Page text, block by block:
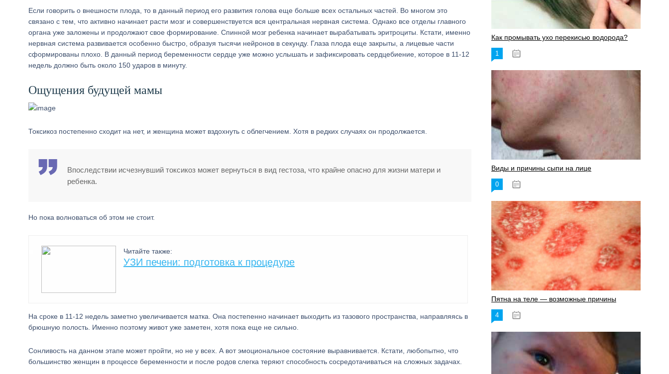
Если говорить о внешности плода, то в данный период его развития голова еще больше всех остальных частей. Во многом это
связано с тем, что активно начинает расти мозг и совершенствуется вся центральная нервная система. Однако все отделы главного
органа уже заложены и продолжают свое формирование. Спинной мозг ребенка начинает вырабатывать эритроциты. Кстати, именно
нервная система развивается особенно быстро, образуя тысячи нейронов в секунду. Глаза плода еще закрыты, а лицевые части
сформированы плохо. В данный период беременности сердце уже можно услышать и зафиксировать сердцебиение, которое в 11-12
недель должно быть около 150 ударов в минуту.
Ощущения будущей мамы
Токсикоз постепенно сходит на нет, и женщина может вздохнуть с облегчением. Хотя в редких случаях он продолжается.
Впоследствии исчезнувший токсикоз может вернуться в вид гестоза, что крайне опасно для жизни матери и
ребенка.
Но пока волноваться об этом не стоит.
Читайте также:
УЗИ печени: подготовка к процедуре
На сроке в 11-12 недель заметно увеличивается матка. Она постепенно начинает выходить из тазового пространства, направляясь в
брюшную полость. Именно поэтому живот уже заметен, хотя пока еще не сильно.
Сонливость на данном этапе может пройти, но не у всех. А вот эмоциональное состояние выравнивается. Кстати, любопытно, что
большинство женщин в процессе беременности и после родов слегка теряют способность сосредотачиваться на сложных задачах.
Как промывать ухо перекисью водорода?
1
Виды и причины сыпи на лице
0
Пятна на теле — возможные причины
4